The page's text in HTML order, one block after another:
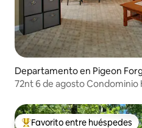
Departamento en Pigeon
72nt 6 de agosto Condominio
Favorito entre huéspedes